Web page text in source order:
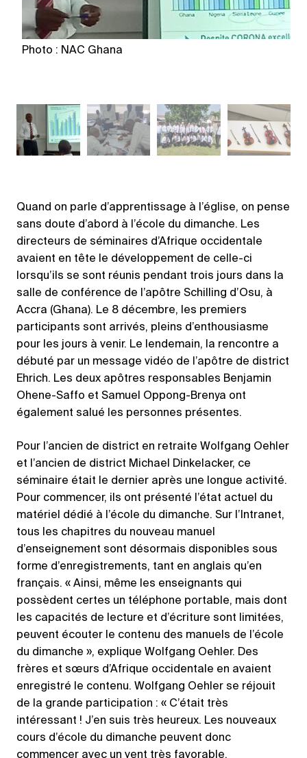
Photo : NAC Ghana
Quand on parle d’apprentissage à l’église, on pense
sans doute d’abord à l’école du dimanche. Les
directeurs de séminaires d’Afrique occidentale
avaient en tête le développement de celle-ci
lorsqu’ils se sont réunis pendant trois jours dans la
salle de conférence de l’apôtre Schilling d’Osu, à
Accra (Ghana). Le 8 décembre, les premiers
participants sont arrivés, pleins d’enthousiasme
pour les jours à venir. Le lendemain, la rencontre a
débuté par un message vidéo de l’apôtre de district
Ehrich. Les deux apôtres responsables Benjamin
Ohene-Saffo et Samuel Oppong-Brenya ont
également salué les personnes présentes.
Pour l’ancien de district en retraite Wolfgang Oehler
et l’ancien de district Michael Dinkelacker, ce
séminaire était le dernier après une longue activité.
Pour commencer, ils ont présenté l’état actuel du
matériel dédié à l’école du dimanche. Sur l’Intranet,
tous les chapitres du nouveau manuel
d’enseignement sont désormais disponibles sous
forme d’enregistrements, tant en anglais qu’en
français. « Ainsi, même les enseignants qui
possèdent certes un téléphone portable, mais dont
les capacités de lecture et d’écriture sont limitées,
peuvent écouter le contenu des manuels de l’école
du dimanche », explique Wolfgang Oehler. Des
frères et sœurs d’Afrique occidentale en avaient
enregistré le contenu. Wolfgang Oehler se réjouit
de la grande participation : « C’était très
intéressant ! J’en suis très heureux. Les nouveaux
cours d’école du dimanche peuvent donc
commencer avec un vent très favorable.